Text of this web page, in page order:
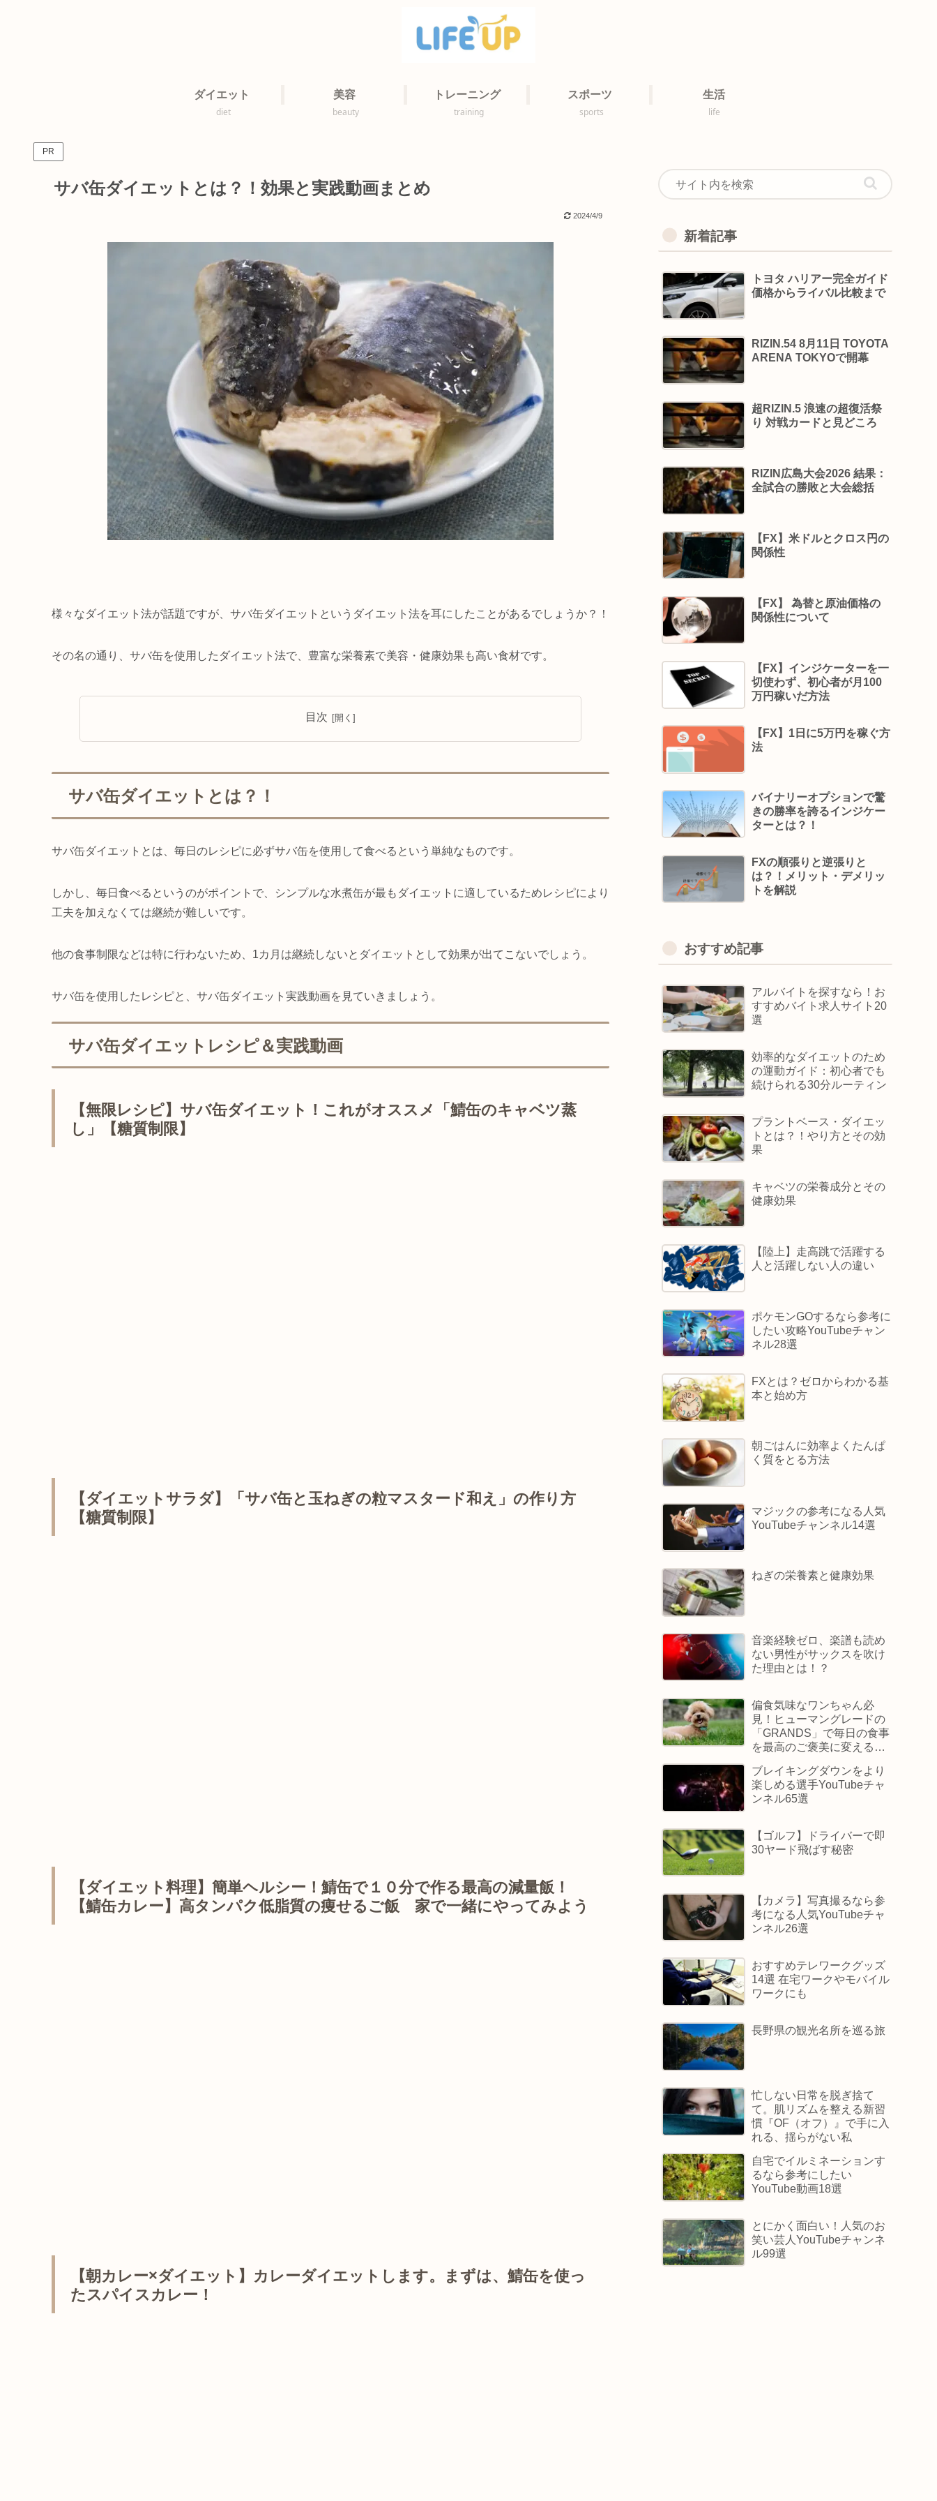
ダイエット
diet
美容
beauty
トレーニング
training
スポーツ
sports
生活
life
PR
サバ缶ダイエットとは？！効果と実践動画まとめ
2024/4/9
様々なダイエット法が話題ですが、サバ缶ダイエットというダイエット法を耳にしたことがあるでしょうか？！
その名の通り、サバ缶を使用したダイエット法で、豊富な栄養素で美容・健康効果も高い食材です。
目次
サバ缶ダイエットとは？！
サバ缶ダイエットとは、毎日のレシピに必ずサバ缶を使用して食べるという単純なものです。
しかし、毎日食べるというのがポイントで、シンプルな水煮缶が最もダイエットに適しているためレシピにより
工夫を加えなくては継続が難しいです。
他の食事制限などは特に行わないため、1カ月は継続しないとダイエットとして効果が出てこないでしょう。
サバ缶を使用したレシピと、サバ缶ダイエット実践動画を見ていきましょう。
サバ缶ダイエットレシピ＆実践動画
【無限レシピ】サバ缶ダイエット！これがオススメ「鯖缶のキャベツ蒸
し」【糖質制限】
【ダイエットサラダ】「サバ缶と玉ねぎの粒マスタード和え」の作り方
【糖質制限】
【ダイエット料理】簡単ヘルシー！鯖缶で１０分で作る最高の減量飯！
【鯖缶カレー】高タンパク低脂質の痩せるご飯 家で一緒にやってみよう
【朝カレー×ダイエット】カレーダイエットします。まずは、鯖缶を使っ
たスパイスカレー！
新着記事
トヨタ ハリアー完全ガイド
価格からライバル比較まで
RIZIN.54 8月11日 TOYOTA
ARENA TOKYOで開幕
超RIZIN.5 浪速の超復活祭
り 対戦カードと見どころ
RIZIN広島大会2026 結果：
全試合の勝敗と大会総括
【FX】米ドルとクロス円の
関係性
【FX】 為替と原油価格の
関係性について
【FX】インジケーターを一
切使わず、初心者が月100
万円稼いだ方法
【FX】1日に5万円を稼ぐ方
法
バイナリーオプションで驚
きの勝率を誇るインジケー
ターとは？！
FXの順張りと逆張りと
は？！メリット・デメリッ
トを解説
おすすめ記事
アルバイトを探すなら！お
すすめバイト求人サイト20
選
効率的なダイエットのため
の運動ガイド：初心者でも
続けられる30分ルーティン
プラントベース・ダイエッ
トとは？！やり方とその効
果
キャベツの栄養成分とその
健康効果
【陸上】走高跳で活躍する
人と活躍しない人の違い
ポケモンGOするなら参考に
したい攻略YouTubeチャン
ネル28選
FXとは？ゼロからわかる基
本と始め方
朝ごはんに効率よくたんぱ
く質をとる方法
マジックの参考になる人気
YouTubeチャンネル14選
ねぎの栄養素と健康効果
音楽経験ゼロ、楽譜も読め
ない男性がサックスを吹け
た理由とは！？
偏食気味なワンちゃん必
見！ヒューマングレードの
「GRANDS」で毎日の食事
を最高のご褒美に変える方
ブレイキングダウンをより
楽しめる選手YouTubeチャ
ンネル65選
【ゴルフ】ドライバーで即
30ヤード飛ばす秘密
【カメラ】写真撮るなら参
考になる人気YouTubeチャ
ンネル26選
おすすめテレワークグッズ
14選 在宅ワークやモバイル
ワークにも
長野県の観光名所を巡る旅
忙しない日常を脱ぎ捨て
て。肌リズムを整える新習
慣『OF（オフ）』で手に入
れる、揺らがない私
自宅でイルミネーションす
るなら参考にしたい
YouTube動画18選
とにかく面白い！人気のお
笑い芸人YouTubeチャンネ
ル99選